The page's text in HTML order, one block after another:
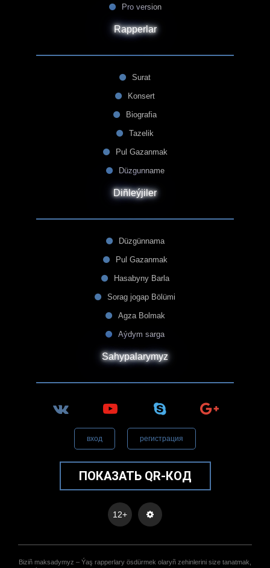
Pro version
Rapperlar
Surat
Konsert
Biografia
Tazelik
Pul Gazanmak
Düzgunname
Diñleýjiler
Düzgünnama
Pul Gazanmak
Hasabyny Barla
Sorag jogap Bölümi
Agza Bolmak
Aýdym sarga
Sahypalarymyz
вход регистрация
ПОКАЗАТЬ QR-КОД
12+
Biziñ maksadymyz – Ýaş rapperlary ösdürmek olaryñ zehinlerini size tanatmak,